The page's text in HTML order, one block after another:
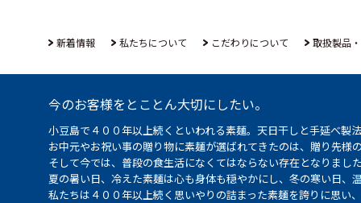
新着情報 私たちについて こだわりについて 取扱製品
今のお客様をとことん大切にしたい。
小豆島で４００年以上続くといわれる素麺。天日干しと手延べ
お中元やお祝い事の贈り物に素麺が選ばれてきたのは、贈り先
そして今では、普段の食生活になくてはならない存在となりまし
夏の暑い日、冷えた素麺は心も身体も穏やかにし、冬の寒い日
私たちは４００年以上続く思いやりの詰まった素麺を誇りに思